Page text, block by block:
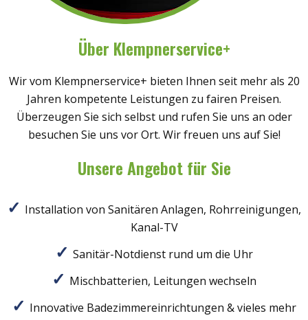
Über Klempnerservice+
Wir vom Klempnerservice+ bieten Ihnen seit mehr als 20
Jahren kompetente Leistungen zu fairen Preisen.
Überzeugen Sie sich selbst und rufen Sie uns an oder
besuchen Sie uns vor Ort. Wir freuen uns auf Sie!
Unsere Angebot für Sie
Installation von Sanitären Anlagen, Rohrreinigungen,
Kanal-TV
Sanitär-Notdienst rund um die Uhr
Mischbatterien, Leitungen wechseln
Innovative Badezimmereinrichtungen & vieles mehr